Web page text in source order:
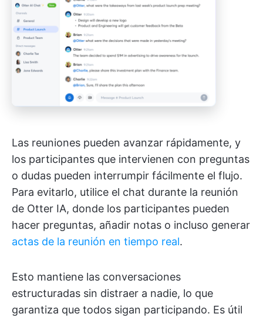
Las reuniones pueden avanzar rápidamente, y
los participantes que intervienen con preguntas
o dudas pueden interrumpir fácilmente el flujo.
Para evitarlo, utilice el chat durante la reunión
de Otter IA, donde los participantes pueden
hacer preguntas, añadir notas o incluso generar
actas de la reunión en tiempo real.
Esto mantiene las conversaciones
estructuradas sin distraer a nadie, lo que
garantiza que todos sigan participando. Es útil